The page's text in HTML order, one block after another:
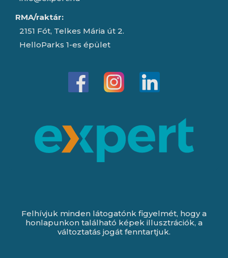
RMA/raktár:
2151 Fót, Telkes Mária út 2.
HelloParks 1-es épület
Felhívjuk minden látogatónk figyelmét, hogy a
honlapunkon található képek illusztrációk, a
változtatás jogát fenntartjuk.